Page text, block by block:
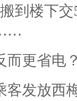
到楼下
而更省电
客发放西